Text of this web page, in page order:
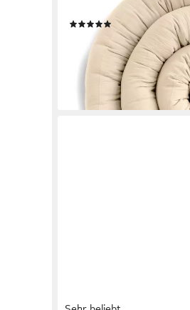
mit Befestigungs-
(10)
33,90 € 43,90 €
-23%
lieferbar - in 2-3 Werktagen
+3